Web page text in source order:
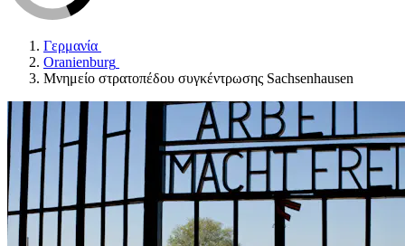
Γερμανία
Oranienburg
Μνημείο στρατοπέδου συγκέντρωσης Sachsenhausen